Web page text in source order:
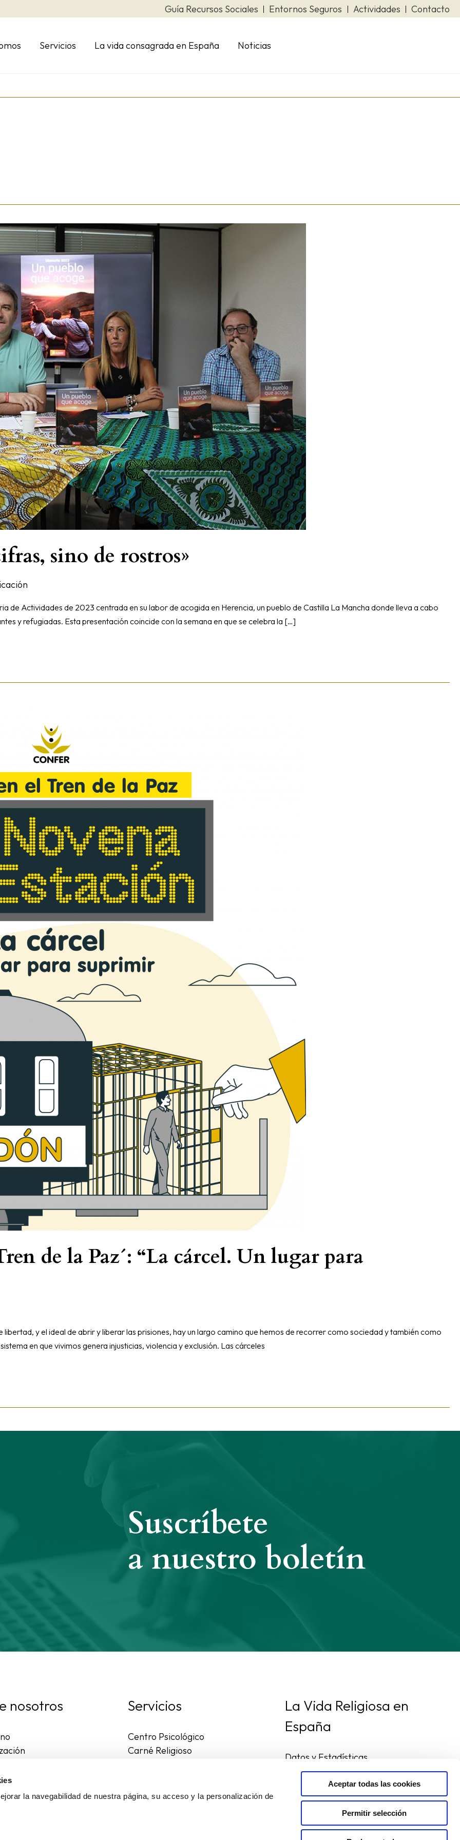
la navegabilidad de nuestra página, su acceso y la personalización de
Aceptar todas las cookies
Permitir selección
Guía Recursos Sociales Entornos Seguros Actividades Contacto
Servicios La vida consagrada en España Noticias
sino de rostros»
de Actividades de 2023 centrada en su labor de acogida en Herencia, un pueblo de Castilla La Mancha donde lleva a cabo
y refugiadas. Esta presentación coincide con la semana en que se celebra la […]
de la Paz´: “La cárcel. Un lugar para
libertad, y el ideal de abrir y liberar las prisiones, hay un largo camino que hemos de recorrer como sociedad y también como
en que vivimos genera injusticias, violencia y exclusión. Las cárceles
Suscríbete
a nuestro boletín
nosotros
seguros
Servicios
Centro Psicológico
Carné Religioso
Actividades
La Vida Religiosa en
España
Datos y Estadísticas
Preguntas frecuentes
Mapa de congregaciones